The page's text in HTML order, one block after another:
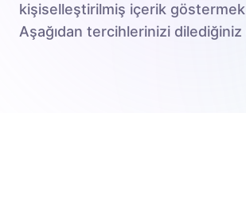
kişiselleştirilmiş içerik
Aşağıdan tercihlerinizi